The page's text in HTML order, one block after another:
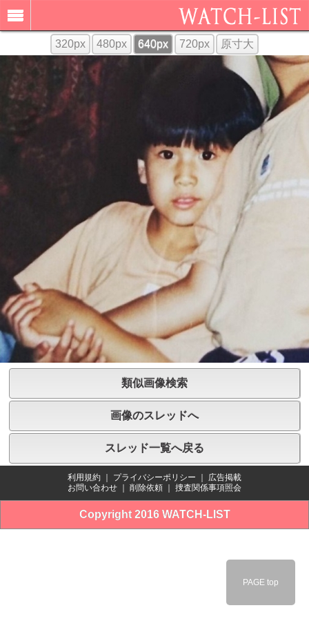
320px 480px 640px 720px 原寸大
類似画像検索
画像のスレッドへ
スレッド一覧へ戻る
利用規約 プライバシーポリシー
広告掲載
お問い合わせ
削除依頼 捜査関係事項照会
Copyright 2016 WATCH-LIST
PAGE top